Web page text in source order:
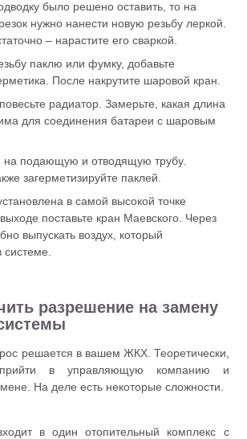
было решено оставить, то на
нужно нанести новую резьбу леркой.
– нарастите его сваркой.
паклю или фумку, добавьте
После накрутите шаровой кран.
радиатор. Замерьте, какая длина
для соединения батареи с шаровым
на подающую и отводящую трубу.
загерметизируйте паклей.
в самой высокой точке
поставьте кран Маевского. Через
выпускать воздух, который
системе.
разрешение на замену
решается в вашем ЖКХ. Теоретически,
в управляющую компанию и
На деле есть некоторые сложности.
в один отопительный комплекс с